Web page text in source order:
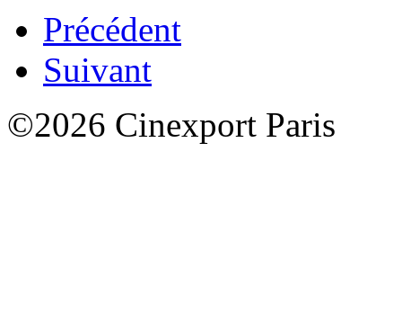
Précédent
Suivant
©2026 Cinexport Paris